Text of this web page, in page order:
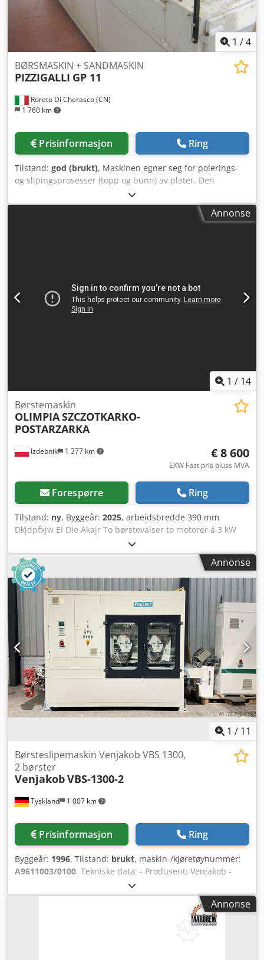
1 /4
Roreto Di Cherasco (CN)
1 760 km
BØRSMASKIN + SANDMASKIN
PIZZIGALLI GP 11
Prisinformasjon Ring
Tilstand: god (brukt), Maskinen egner seg for polerings-
og slipingsprosesser (topp og bunn) av plater. Den
plasseres vanligvis etter en boremaskin og før en
avlastnings-/stablemaskin. - Topprengjøringssystem
(motorisert gummiert tverrbånd med børster) - Total
betjeningspanel - 2 avsugskoblinger
Annonse
1 / 14
Izdebnik 1 377 km
Børstemaskin
OLIMPIASZCZOTKARKO-
POSTARZARKA
€ 8 600
EXW Fast pris pluss MVA
Forespørre Ring
Tilstand: ny, Byggeår: 2025, arbeidsbredde 390 mm
Dkjdpfxjw Ei Die Akajr To børstevalser to motorer á 3 kW
trinnløs matehastighetsregulering justering av valser
opp/ned strømforsyning 380V
Annonse
1 / 11
Tyskland 1 007 km
Børsteslipemaskin Venjakob VBS 1300,
2 børster
VenjakobVBS-1300-2
Prisinformasjon Ring
Byggeår: 1996, Tilstand: brukt, maskin-/kjøretøynummer:
A9611003/0100, Tekniske data: - Produsent: Venjakob -
Type: VBS 1300 - Arbeidsbredde: 1 300 mm - Årsmodell:
1996 - Betjeningsside: venstre - Elektrisk høydejustering av
slipevalser - Konstant bordhøyde, arbeidshøyde 920±20
mm - Produsent av børsteslipehoder: Flex Trimm - Antall
Annonse